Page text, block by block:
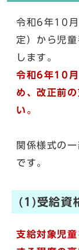
令和6年10
定）から児
します。
令和6年10
め、改正前
い。
関係様式の
です。
(1)受給資
支給対象児